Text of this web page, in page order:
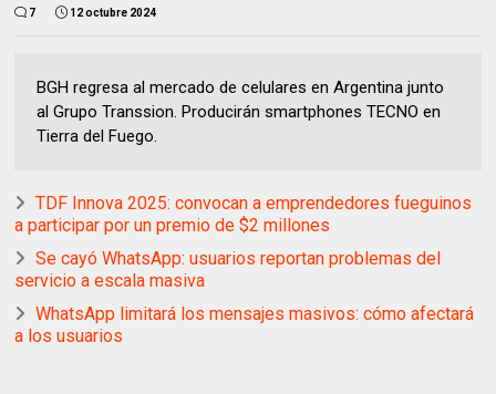
7 12 octubre 2024
BGH regresa al mercado de celulares en Argentina junto
al Grupo Transsion. Producirán smartphones TECNO en
Tierra del Fuego.
TDF Innova 2025: convocan a emprendedores fueguinos
a participar por un premio de $2 millones
Se cayó WhatsApp: usuarios reportan problemas del
servicio a escala masiva
WhatsApp limitará los mensajes masivos: cómo afectará
a los usuarios